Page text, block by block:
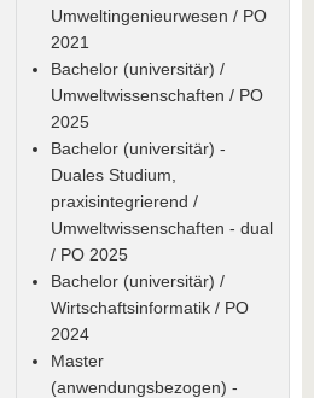
Umweltingenieurwesen / PO
2021
Bachelor (universitär) /
Umweltwissenschaften / PO
2025
Bachelor (universitär) -
Duales Studium,
praxisintegrierend /
Umweltwissenschaften - dual
/ PO 2025
Bachelor (universitär) /
Wirtschaftsinformatik / PO
2024
Master
(anwendungsbezogen) -